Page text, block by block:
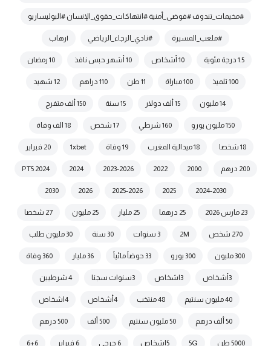
#مخيمات_تندوف #فوضى_أمنية #انتهاكات_حقوق_الإنسان #البوليساريو
#ملعب_المسيرة #نادي_الرجاء_الرياضي |رهاب
1.5 درجة مئوية 10 أشخاص 10 أشهر حبس نافذ 10 رمضان
100 تلميذ 100 مباراة 11 طن 110 دراهم 12 شهيد
14 مليون 15 ألف دولار 15 سنة 150 ألف متفرج
150 مليون يورو 160 شرطي 17 شخص 18 الف وفاة
18 شخصا 18 ميدالية المغرب 19 وفاة 1xbet 20 فبراير
200 درهم 2000
2022
2023-2026
2024
2024 PT5
2024-2030
2025
2025-2026
2026
2030
23 مارس 2026 25 درهما 25 مليار 25 مليون 27 شخصا
270 شخص 2M 3 سنوات 30 سنة 30 مليون طلب
300 مليون 300 يورو 33 حوضاً مائياً 36 مليار 360 وفاة
3أشخاص 3اشخاص 3سنوات سجنا 4 شرطيين
40 مليون سنتيم 48 منتخب 4أشخاص 4اشخاص
50 ألف درهم 50 مليون سنتيم 500 ألف 500 درهم
5000 طن 5G 5اشخاص 6 جرحى 6 فبراير 6+6